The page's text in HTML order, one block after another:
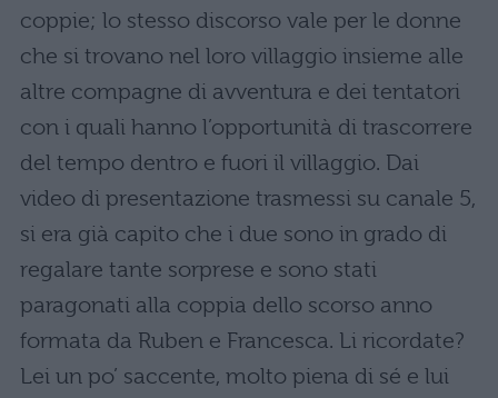
coppie; lo stesso discorso vale per le donne
che si trovano nel loro villaggio insieme alle
altre compagne di avventura e dei tentatori
con i quali hanno l’opportunità di trascorrere
del tempo dentro e fuori il villaggio. Dai
video di presentazione trasmessi su canale 5,
si era già capito che i due sono in grado di
regalare tante sorprese e sono stati
paragonati alla coppia dello scorso anno
formata da Ruben e Francesca. Li ricordate?
Lei un po’ saccente, molto piena di sé e lui